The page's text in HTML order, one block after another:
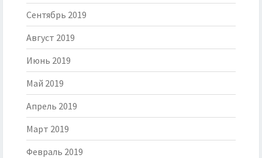
Сентябрь 2019
Август 2019
Июнь 2019
Май 2019
Апрель 2019
Март 2019
Февраль 2019